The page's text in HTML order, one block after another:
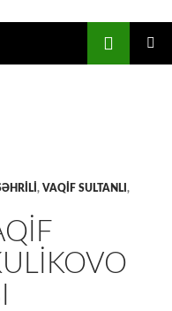
, VAQİF SULTANLI ,